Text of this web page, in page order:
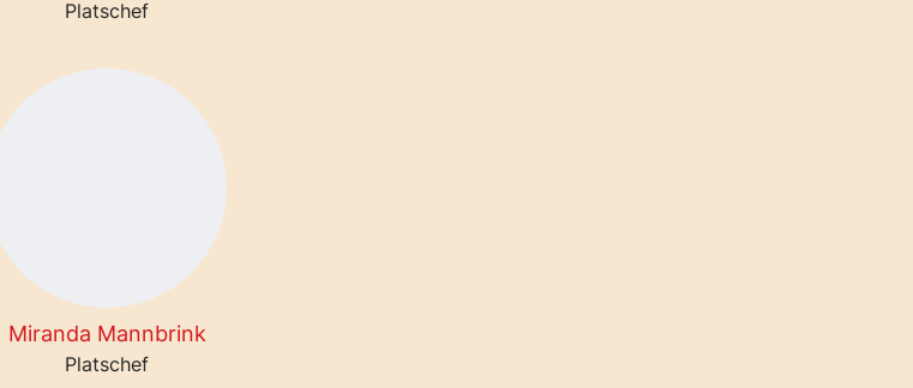
Platschef
Miranda Mannbrink
Platschef